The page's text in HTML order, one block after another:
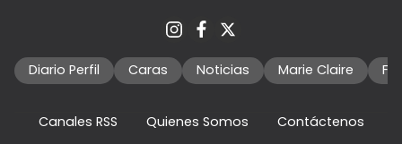
Diario Perfil Caras Noticias Marie Claire
Canales RSS Quienes Somos
Contáctenos